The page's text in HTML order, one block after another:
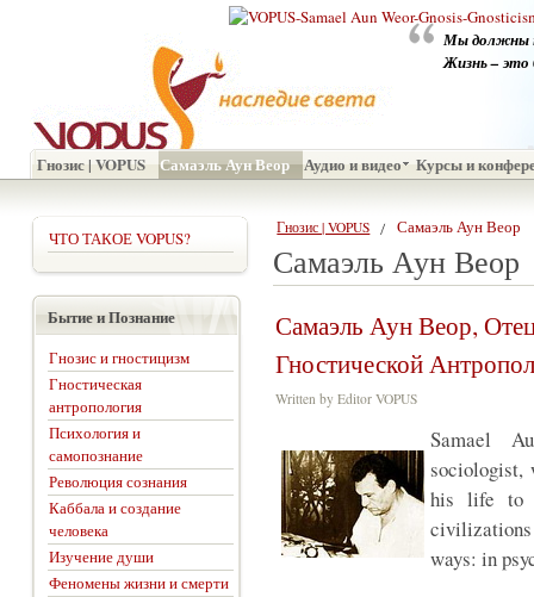
Мы должны
Жизнь – это
Гнозис | VOPUS Самаэль Аун Веор Аудио и видео Курсы и
Гнозис | VOPUS Самаэль Аун Веор
Самаэль Аун Веор
Самаэль Аун Веор,
Гностической
Written by Editor VOPUS
Samael
sociologist,
his life to
ways: in
ЧТО ТАКОЕ VOPUS?
Бытие и Познание
Гнозис и гностицизм
Гностическая
антропология
Психология и
самопознание
Революция сознания
Каббала и создание
человека
Изучение души
Феномены жизни и смерти